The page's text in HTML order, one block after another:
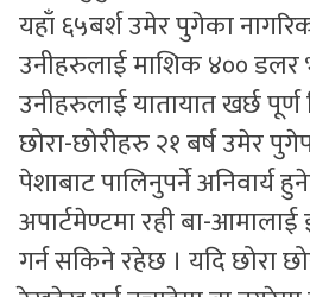
यहाँ ६५बर्श उमेर पुगेका
उनीहरुलाई माशिक ४०० डलर
उनीहरुलाई यातायात खर्छ पूर्ण
छोरा-छोरीहरु २१ बर्ष उमेर
पेशाबाट पालिनुपर्ने अनिवार्य
अपार्टमेण्टमा रही बा-
गर्न सकिने रहेछ । यदि छोरा